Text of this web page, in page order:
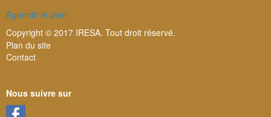
Agrandir le plan
Copyright © 2017 IRESA. Tout droit réservé.
Joomla! 3 Templates
Plan du site
Contact
Nous suivre sur